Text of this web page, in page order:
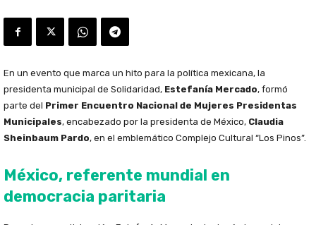
En un evento que marca un hito para la política mexicana, la
presidenta municipal de Solidaridad, Estefanía Mercado, formó
parte del Primer Encuentro Nacional de Mujeres Presidentas
Municipales, encabezado por la presidenta de México, Claudia
Sheinbaum Pardo, en el emblemático Complejo Cultural “Los Pinos”.
México, referente mundial en
democracia paritaria